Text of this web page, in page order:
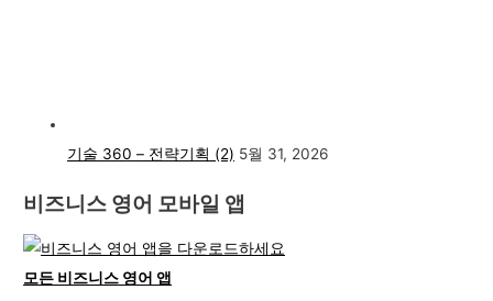
기술 360 – 전략기획 (2) 5월 31, 2026
비즈니스 영어 모바일 앱
모든 비즈니스 영어 앱